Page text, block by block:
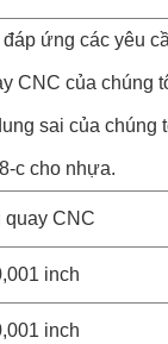
ứng các yêu
CNC của chúng
sai của chúng
c cho nhựa.
CNC
inch
inch